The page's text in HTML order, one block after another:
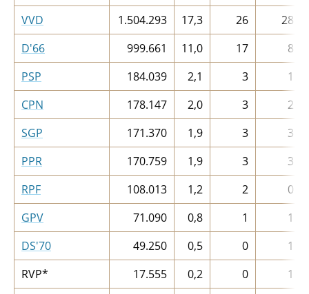
VVD
1.504.293 17,3 26
28
D'66
999.661 11,0 17
8
PSP
184.039 2,1 3
1
CPN
178.147 2,0 3
2
SGP
171.370 1,9 3
3
PPR
170.759 1,9 3
3
RPF
108.013 1,2 2
0
GPV
71.090 0,8 1
1
DS'70
49.250 0,5 0
1
RVP*
17.555 0,2 0
1